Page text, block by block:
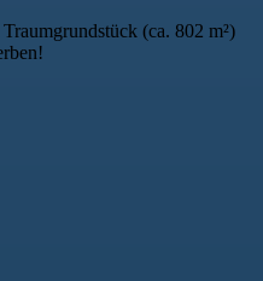
(ca. 802 m²)